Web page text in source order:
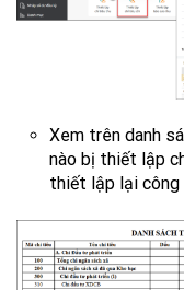
Xem trên danh
nào bị thiết lập
thiết lập lại công